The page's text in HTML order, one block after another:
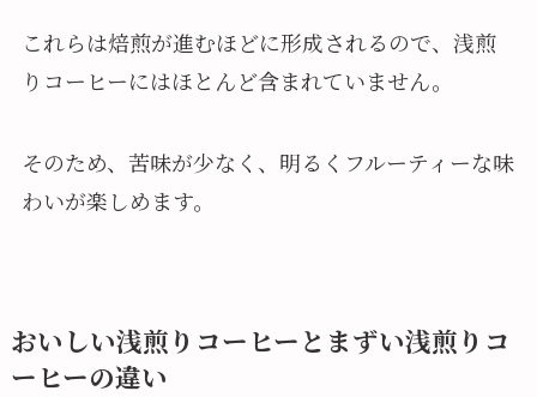
これらは焙煎が進むほどに形成されるので、浅煎
りコーヒーにはほとんど含まれていません。
そのため、苦味が少なく、明るくフルーティーな味
わいが楽しめます。
おいしい浅煎りコーヒーとまずい浅煎りコ
ーヒーの違い